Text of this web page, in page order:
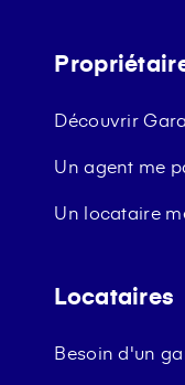
Découvrir
Un agent me
Un locataire
Locataires
Besoin d'un